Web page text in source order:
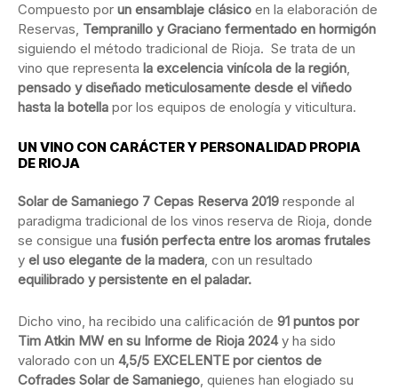
Compuesto por un ensamblaje clásico en la elaboración de
Reservas, Tempranillo y Graciano fermentado en hormigón
siguiendo el método tradicional de Rioja. Se trata de un
vino que representa la excelencia vinícola de la región,
pensado y diseñado meticulosamente desde el viñedo
hasta la botella por los equipos de enología y viticultura.
UN VINO CON CARÁCTER Y PERSONALIDAD PROPIA
DE RIOJA
Solar de Samaniego 7 Cepas Reserva 2019 responde al
paradigma tradicional de los vinos reserva de Rioja, donde
se consigue una fusión perfecta entre los aromas frutales
y el uso elegante de la madera, con un resultado
equilibrado y persistente en el paladar.
Dicho vino, ha recibido una calificación de 91 puntos por
Tim Atkin MW en su Informe de Rioja 2024y ha sido
valorado con un 4,5/5 EXCELENTE por cientos de
Cofrades Solar de Samaniego, quienes han elogiado su